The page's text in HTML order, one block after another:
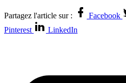
Partagez l'article sur : Facebook
Pinterest
LinkedIn